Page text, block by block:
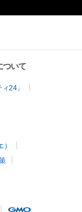
購入の上アンケ
年5月31日
ての購入及びア
承ください。
す。二次購入
意ください。
の提供を受けた
ついて
24」